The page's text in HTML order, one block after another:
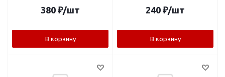
380 ₽/шт
В корзину
240 ₽/шт
В корзину